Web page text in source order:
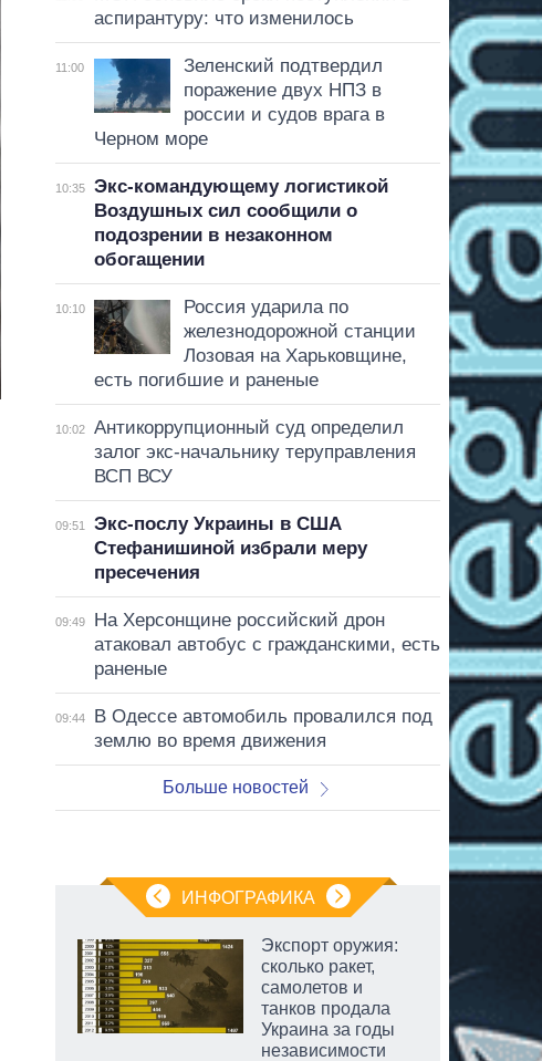
аспирантуру: что изменилось
11:00
Зеленский подтвердил
поражение двух НПЗ в
россии и судов врага в
Черном море
10:35
Экс-командующему логистикой
Воздушных сил сообщили о
подозрении в незаконном
обогащении
10:10
Россия ударила по
железнодорожной станции
Лозовая на Харьковщине,
есть погибшие и раненые
10:02
Антикоррупционный суд определил
залог экс-начальнику теруправления
ВСП ВСУ
09:51
Экс-послу Украины в США
Стефанишиной избрали меру
пресечения
09:49
На Херсонщине российский дрон
атаковал автобус с гражданскими, есть
раненые
09:44
В Одессе автомобиль провалился под
землю во время движения
Больше новостей
ИНФОГРАФИКА
Экспорт оружия:
сколько ракет,
самолетов и
танков продала
Украина за годы
независимости